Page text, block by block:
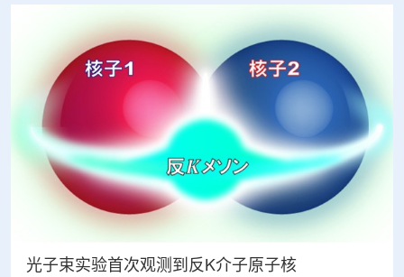
光子束实验首次观测到反K介子原子核